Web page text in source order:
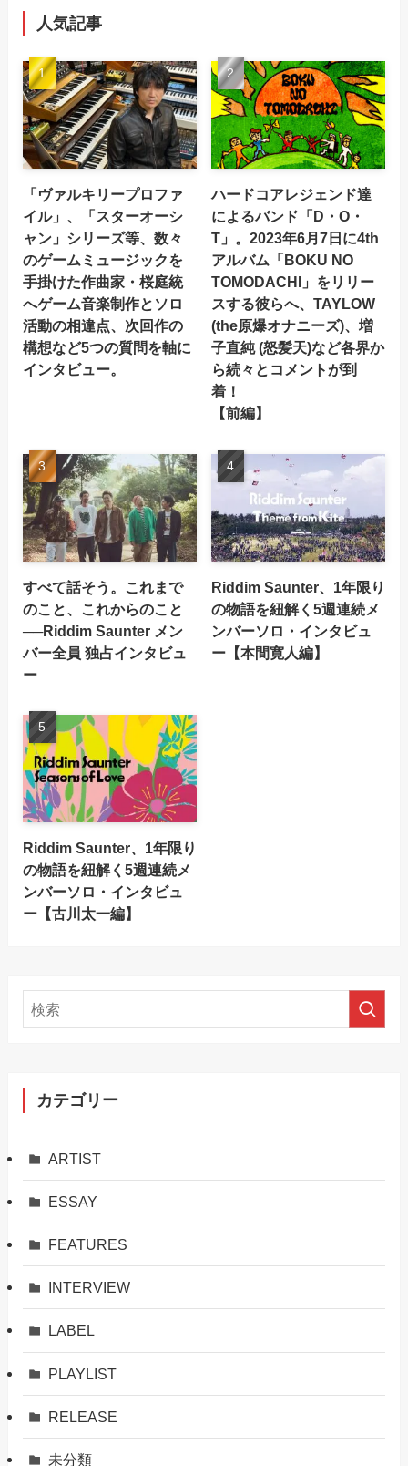
人気記事
「ヴァルキリープロファ
イル」、「スターオーシ
ャン」シリーズ等、数々
のゲームミュージックを
手掛けた作曲家・桜庭統
へゲーム音楽制作とソロ
活動の相違点、次回作の
構想など5つの質問を軸に
インタビュー。
ハードコアレジェンド達
によるバンド「D・O・
T」。2023年6月7日に4th
アルバム「BOKU NO
TOMODACHI」をリリー
スする彼らへ、TAYLOW
(the原爆オナニーズ)、増
子直純 (怒髪天)など各界か
ら続々とコメントが到
着！
【前編】
すべて話そう。これまで
のこと、これからのこと
──Riddim Saunter メン
バー全員 独占インタビュ
ー
Riddim Saunter、1年限り
の物語を紐解く5週連続メ
ンバーソロ・インタビュ
ー【本間寛人編】
Riddim Saunter、1年限り
の物語を紐解く5週連続メ
ンバーソロ・インタビュ
ー【古川太一編】
カテゴリー
ARTIST
ESSAY
FEATURES
INTERVIEW
LABEL
PLAYLIST
RELEASE
未分類